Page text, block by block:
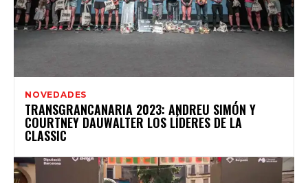
NOVEDADES
TRANSGRANCANARIA 2023: ANDREU SIMÓN Y
COURTNEY DAUWALTER LOS LÍDERES DE LA
CLASSIC